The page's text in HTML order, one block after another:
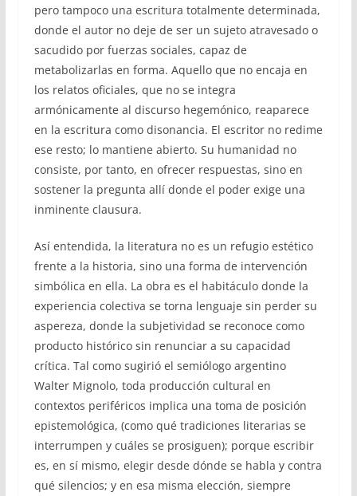
pero tampoco una escritura totalmente determinada,
donde el autor no deje de ser un sujeto atravesado o
sacudido por fuerzas sociales, capaz de
metabolizarlas en forma. Aquello que no encaja en
los relatos oficiales, que no se integra
armónicamente al discurso hegemónico, reaparece
en la escritura como disonancia. El escritor no redime
ese resto; lo mantiene abierto. Su humanidad no
consiste, por tanto, en ofrecer respuestas, sino en
sostener la pregunta allí donde el poder exige una
inminente clausura.
Así entendida, la literatura no es un refugio estético
frente a la historia, sino una forma de intervención
simbólica en ella. La obra es el habitáculo donde la
experiencia colectiva se torna lenguaje sin perder su
aspereza, donde la subjetividad se reconoce como
producto histórico sin renunciar a su capacidad
crítica. Tal como sugirió el semiólogo argentino
Walter Mignolo, toda producción cultural en
contextos periféricos implica una toma de posición
epistemológica, (como qué tradiciones literarias se
interrumpen y cuáles se prosiguen); porque escribir
es, en sí mismo, elegir desde dónde se habla y contra
qué silencios; y en esa misma elección, siempre